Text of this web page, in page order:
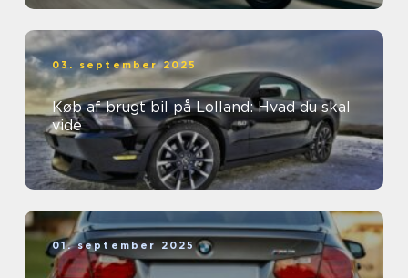
03. september 2025
Køb af brugt bil på Lolland: Hvad du skal
vide
01. september 2025